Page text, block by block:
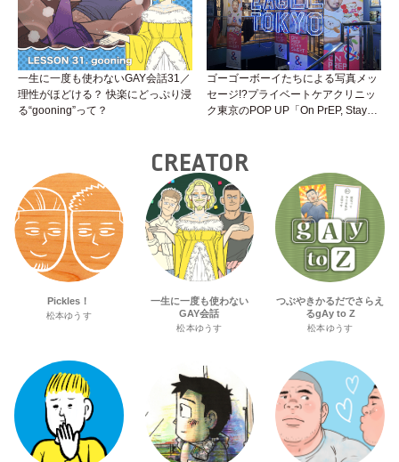
一生に一度も使わないGAY会話31／
理性がほどける？ 快楽にどっぷり浸
る“gooning”って？
ゴーゴーボーイたちによる写真メッ
セージ!?プライベートケアクリニッ
ク東京のPOP UP「On PrEP, Stay
CREATOR
Pickles！
松本ゆうす
一生に一度も使わない
GAY会話
松本ゆうす
つぶやきかるだでさらえ
るgAy to Z
松本ゆうす